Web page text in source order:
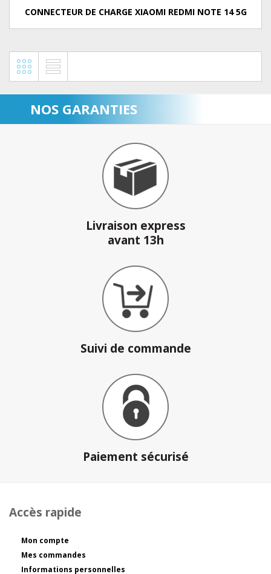
CONNECTEUR DE CHARGE XIAOMI REDMI NOTE 14 5G
NOS GARANTIES
Livraison express
avant 13h
Suivi de commande
Paiement sécurisé
Accès rapide
Mon compte
Mes commandes
Informations personnelles